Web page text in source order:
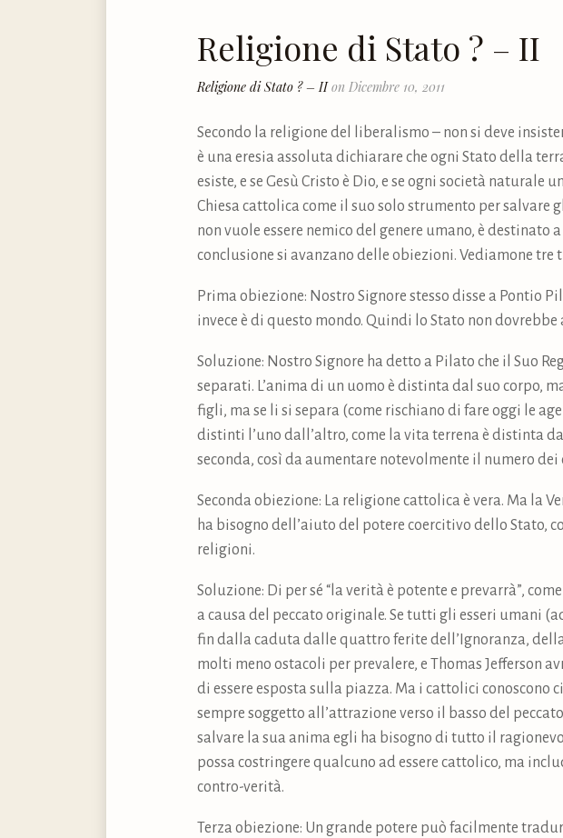
Religione di Stato ? – II
Religione di Stato ? – IIon Dicembre 10, 2011
Secondo la religione del liberalismo – non si deve
è una eresia assoluta dichiarare che ogni Stato della
esiste, e se Gesù Cristo è Dio, e se ogni società naturale
Chiesa cattolica come il suo solo strumento per salvare
non vuole essere nemico del genere umano, è
conclusione si avanzano delle obiezioni. Vediamone
Prima obiezione: Nostro Signore stesso disse a Pontio
invece è di questo mondo. Quindi lo Stato non dovrebbe
Soluzione: Nostro Signore ha detto a Pilato che il Suo
separati. L’anima di un uomo è distinta dal suo corpo,
figli, ma se li si separa (come rischiano di fare oggi le
distinti l’uno dall’altro, come la vita terrena è distinta
seconda, così da aumentare notevolmente il numero
Seconda obiezione: La religione cattolica è vera. Ma la
ha bisogno dell’aiuto del potere coercitivo dello Stato,
religioni.
Soluzione: Di per sé “la verità è potente e prevarrà”,
a causa del peccato originale. Se tutti gli esseri umani
fin dalla caduta dalle quattro ferite dell’Ignoranza,
molti meno ostacoli per prevalere, e Thomas Jefferson
di essere esposta sulla piazza. Ma i cattolici conoscono
sempre soggetto all’attrazione verso il basso del
salvare la sua anima egli ha bisogno di tutto il
possa costringere qualcuno ad essere cattolico, ma
contro-verità.
Terza obiezione: Un grande potere può facilmente